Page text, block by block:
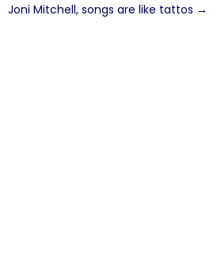
Joni Mitchell, songs are like tattos →